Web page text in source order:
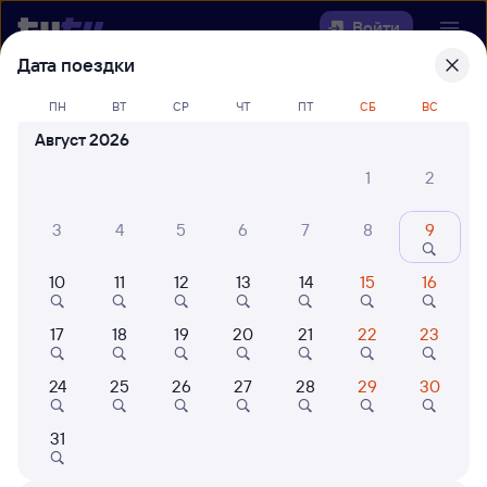
Войти
Выберите день, чтобы найтиж/д
билеты Шафраново — Лопча
Куда
Когда
Кто едет
Найти поезда
Дата поездки
ПН ВТ СР ЧТ ПТ СБ ВС
Август 2026
1
2
3 4 5 6 7 8 9
10 11 12 13 14 15 16
17 18 19 20 21 22 23
24 25 26 27 28 29 30
31